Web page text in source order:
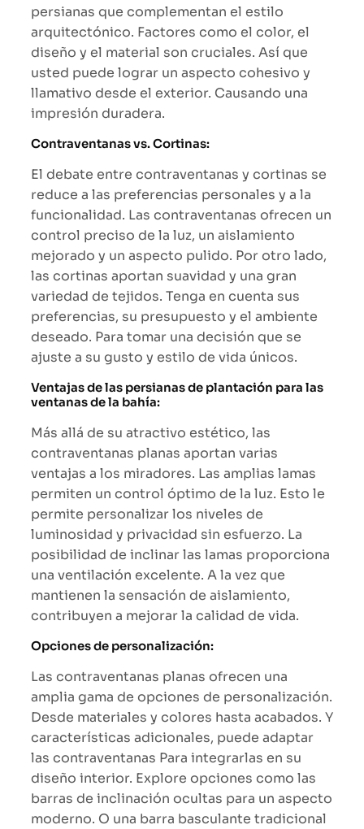
persianas que complementan el estilo
arquitectónico. Factores como el color, el
diseño y el material son cruciales. Así que
usted puede lograr un aspecto cohesivo y
llamativo desde el exterior. Causando una
impresión duradera.
Contraventanas vs. Cortinas:
El debate entre contraventanas y cortinas se
reduce a las preferencias personales y a la
funcionalidad. Las contraventanas ofrecen un
control preciso de la luz, un aislamiento
mejorado y un aspecto pulido. Por otro lado,
las cortinas aportan suavidad y una gran
variedad de tejidos. Tenga en cuenta sus
preferencias, su presupuesto y el ambiente
deseado. Para tomar una decisión que se
ajuste a su gusto y estilo de vida únicos.
Ventajas de las persianas de plantación para las
ventanas de la bahía:
Más allá de su atractivo estético, las
contraventanas planas aportan varias
ventajas a los miradores. Las amplias lamas
permiten un control óptimo de la luz. Esto le
permite personalizar los niveles de
luminosidad y privacidad sin esfuerzo. La
posibilidad de inclinar las lamas proporciona
una ventilación excelente. A la vez que
mantienen la sensación de aislamiento,
contribuyen a mejorar la calidad de vida.
Opciones de personalización:
Las contraventanas planas ofrecen una
amplia gama de opciones de personalización.
Desde materiales y colores hasta acabados. Y
características adicionales, puede adaptar
las contraventanas Para integrarlas en su
diseño interior. Explore opciones como las
barras de inclinación ocultas para un aspecto
moderno. O una barra basculante tradicional